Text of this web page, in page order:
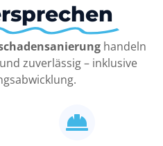
handeln
zuverlässig – inklusive